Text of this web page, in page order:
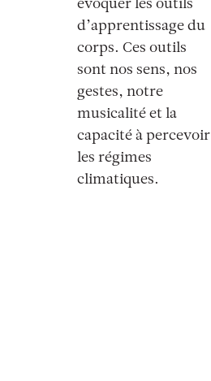
évoquer les outils
d’apprentissage du
corps. Ces outils
sont nos sens, nos
gestes, notre
musicalité et la
capacité à percevoir
les régimes
climatiques.